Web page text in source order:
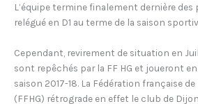
L’équipe termine finalement dernière
relégué en D1 au terme de la saison
Cependant, revirement de situation en
sont repêchés par la FF HG et joueront
saison 2017-18. La Fédération française
(FFHG) rétrograde en effet le club de